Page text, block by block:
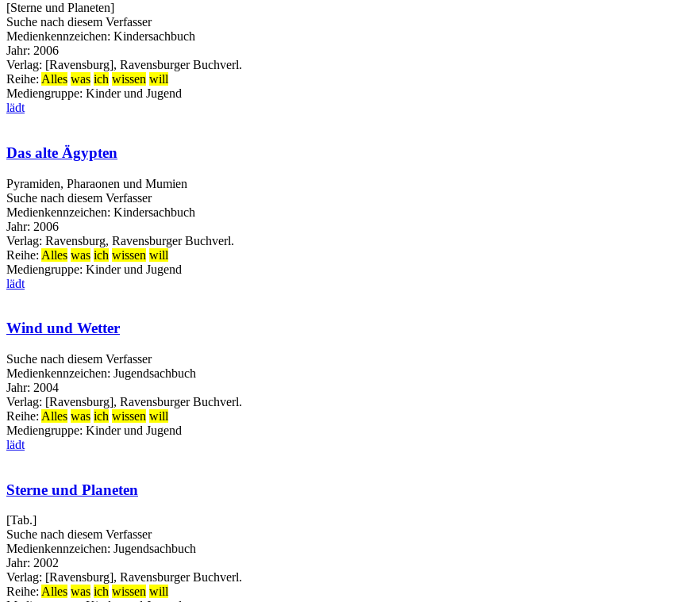
[Sterne und Planeten]
Suche nach diesem Verfasser
Medienkennzeichen: Kindersachbuch
Jahr: 2006
Verlag: [Ravensburg], Ravensburger Buchverl.
Reihe: Alles was ich wissen will
Mediengruppe: Kinder und Jugend
lädt
Das alte Ägypten
Pyramiden, Pharaonen und Mumien
Suche nach diesem Verfasser
Medienkennzeichen: Kindersachbuch
Jahr: 2006
Verlag: Ravensburg, Ravensburger Buchverl.
Reihe: Alles was ich wissen will
Mediengruppe: Kinder und Jugend
lädt
Wind und Wetter
Suche nach diesem Verfasser
Medienkennzeichen: Jugendsachbuch
Jahr: 2004
Verlag: [Ravensburg], Ravensburger Buchverl.
Reihe: Alles was ich wissen will
Mediengruppe: Kinder und Jugend
lädt
Sterne und Planeten
[Tab.]
Suche nach diesem Verfasser
Medienkennzeichen: Jugendsachbuch
Jahr: 2002
Verlag: [Ravensburg], Ravensburger Buchverl.
Reihe: Alles was ich wissen will